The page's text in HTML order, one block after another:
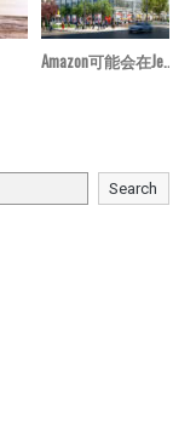
Amazon可能会在Je...
Search